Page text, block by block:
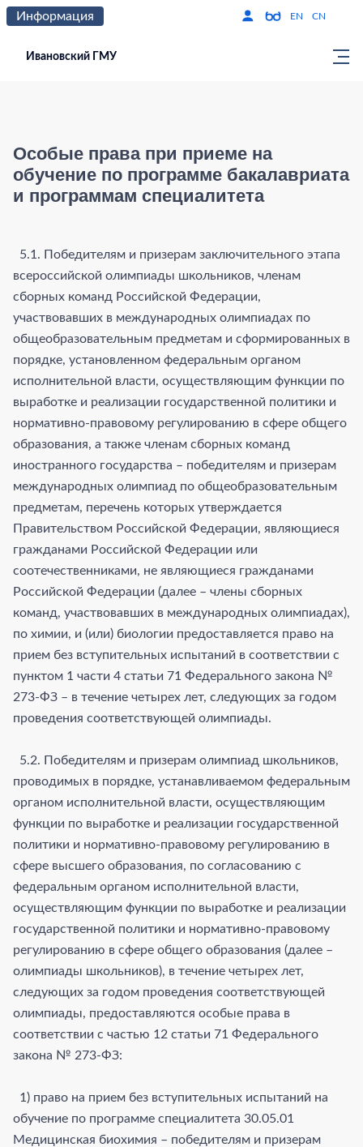
Информация Версия для
EN CN
Ивановский ГМУ
Особые права при приеме на
обучение по программе бакалавриата
и программам специалитета
5.1. Победителям и призерам заключительного этапа
всероссийской олимпиады школьников, членам
сборных команд Российской Федерации,
участвовавших в международных олимпиадах по
общеобразовательным предметам и сформированных в
порядке, установленном федеральным органом
исполнительной власти, осуществляющим функции по
выработке и реализации государственной политики и
нормативно-правовому регулированию в сфере общего
образования, а также членам сборных команд
иностранного государства – победителям и призерам
международных олимпиад по общеобразовательным
предметам, перечень которых утверждается
Правительством Российской Федерации, являющиеся
гражданами Российской Федерации или
соотечественниками, не являющиеся гражданами
Российской Федерации (далее – члены сборных
команд, участвовавших в международных олимпиадах),
по химии, и (или) биологии предоставляется право на
прием без вступительных испытаний в соответствии с
пунктом 1 части 4 статьи 71 Федерального закона №
273-ФЗ – в течение четырех лет, следующих за годом
проведения соответствующей олимпиады.
5.2. Победителям и призерам олимпиад школьников,
проводимых в порядке, устанавливаемом федеральным
органом исполнительной власти, осуществляющим
функции по выработке и реализации государственной
политики и нормативно-правовому регулированию в
сфере высшего образования, по согласованию с
федеральным органом исполнительной власти,
осуществляющим функции по выработке и реализации
государственной политики и нормативно-правовому
регулированию в сфере общего образования (далее –
олимпиады школьников), в течение четырех лет,
следующих за годом проведения соответствующей
олимпиады, предоставляются особые права в
соответствии с частью 12 статьи 71 Федерального
закона № 273-ФЗ:
1) право на прием без вступительных испытаний на
обучение по программе специалитета 30.05.01
Медицинская биохимия – победителям и призерам